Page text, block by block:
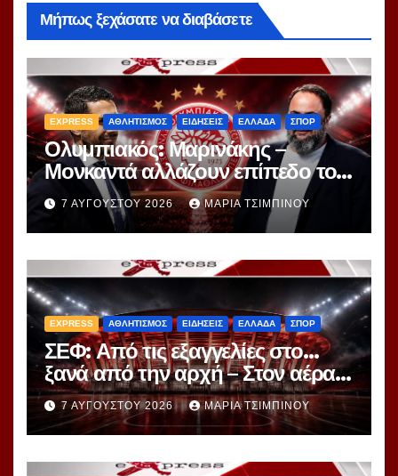
Μήπως ξεχάσατε να διαβάσετε
EXPRESS ΑΘΛΗΤΙΣΜΟΣ ΕΙΔΗΣΕΙΣ ΕΛΛΑΔΑ ΣΠΟΡ
Ολυμπιακός: Μαρινάκης –
Μονκαντά αλλάζουν επίπεδο το
μεταγραφικό παιχνίδι – Ο
«εγκέφαλος» της Μίλαν πιάνει
δουλειά
7 ΑΥΓΟΎΣΤΟΥ 2026 ΜΑΡΊΑ ΤΣΙΜΠΙΝΟΎ
EXPRESS ΑΘΛΗΤΙΣΜΟΣ ΕΙΔΗΣΕΙΣ ΕΛΛΑΔΑ ΣΠΟΡ
ΣΕΦ: Από τις εξαγγελίες στο…
ξανά από την αρχή – Στον αέρα ο
διαγωνισμός των 24,8 εκατ.
7 ΑΥΓΟΎΣΤΟΥ 2026 ΜΑΡΊΑ ΤΣΙΜΠΙΝΟΎ